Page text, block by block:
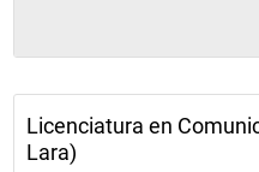
Licenciatura en
Lara)